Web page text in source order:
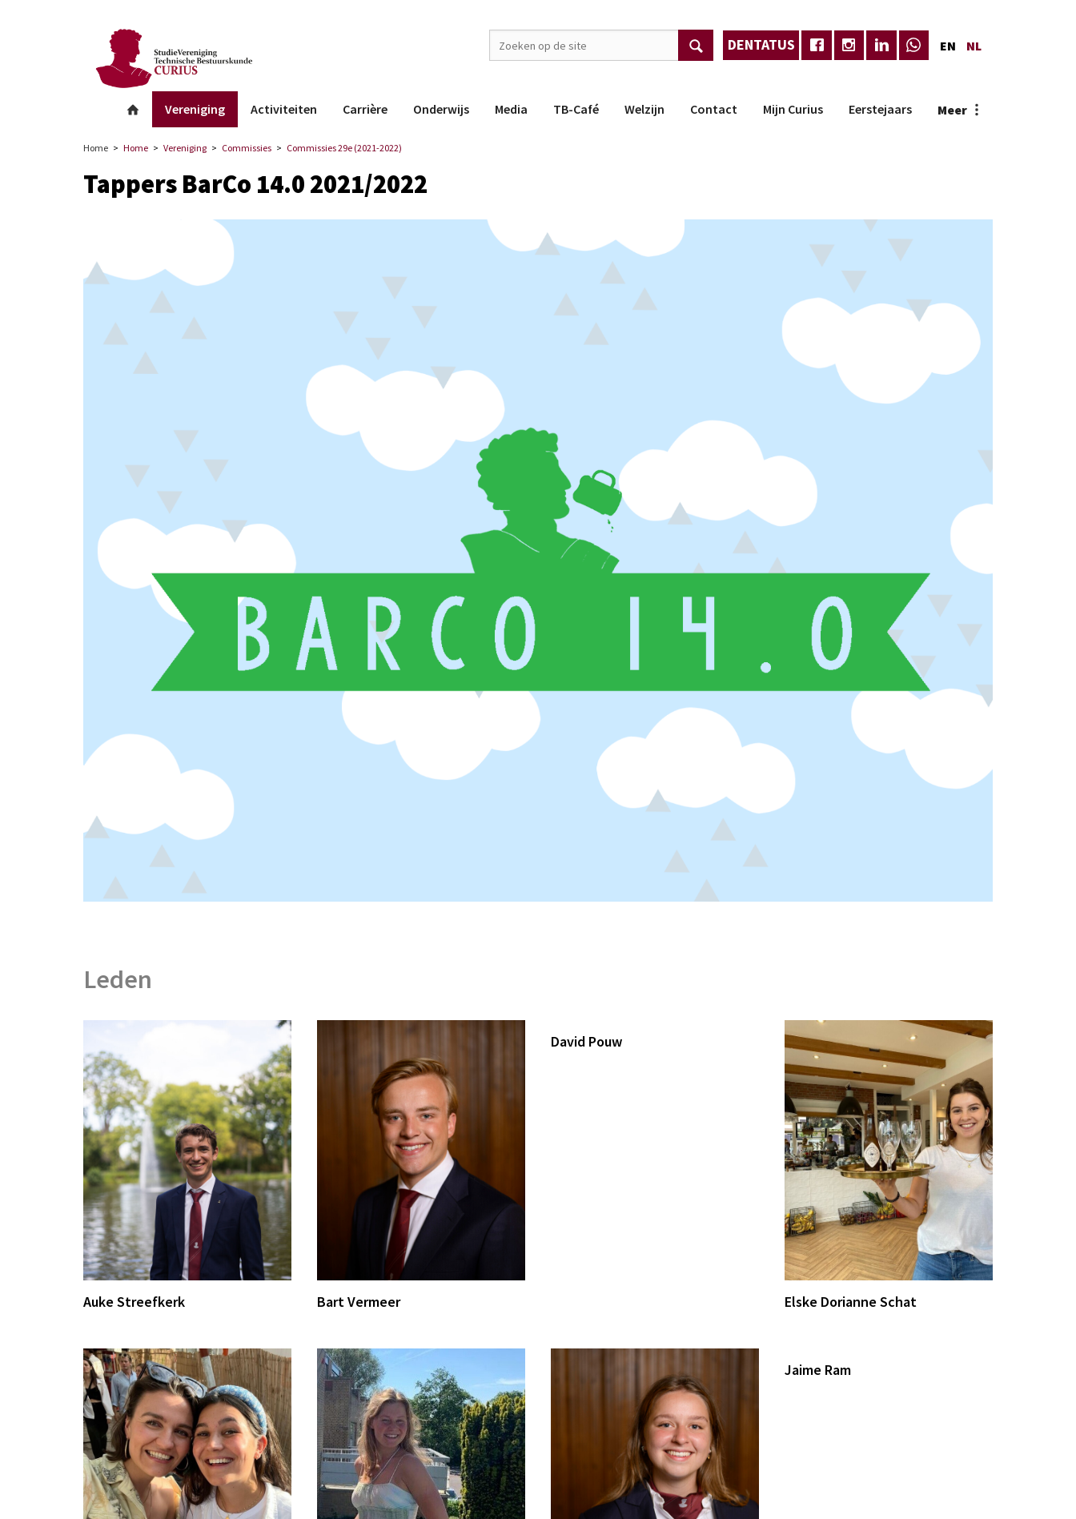
Vereniging Activiteiten Carrière Onderwijs Media TB-Café Welzijn Contact Mijn Curius Eerstejaars Meer
DENTATUS
whatsapp
EN NL
Home Home Vereniging Commissies Commissies 29e (2021-2022)
Tappers BarCo 14.0 2021/2022
Leden
Auke Streefkerk Bart Vermeer
David Pouw
Elske Dorianne Schat
Jaime Ram